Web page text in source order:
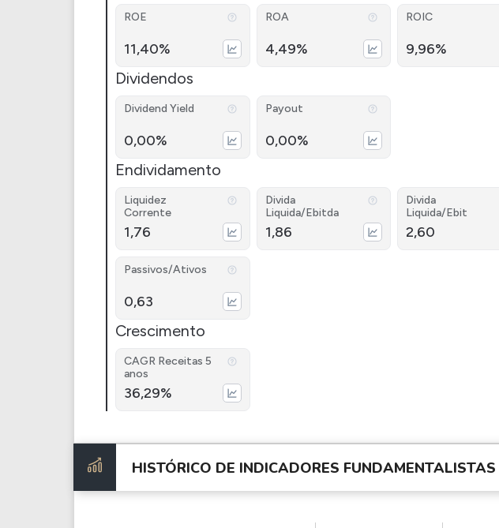
ROE
11,40%
ROA
4,49%
ROIC
9,96%
Dividendos
Dividend Yield
0,00%
Payout
0,00%
Endividamento
Liquidez
Corrente
1,76
Divida
Liquida/Ebitda
1,86
Divida
Liquida/Ebit
2,60
Passivos/Ativos
0,63
Crescimento
CAGR Receitas 5
anos
36,29%
HISTÓRICO DE INDICADORES FUNDAMENTALISTAS